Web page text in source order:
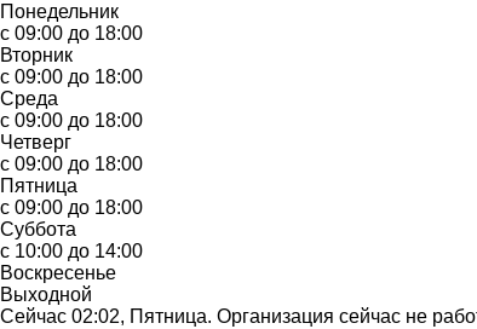
Понедельник
с 09:00 до 18:00
Вторник
с 09:00 до 18:00
Среда
с 09:00 до 18:00
Четверг
с 09:00 до 18:00
Пятница
с 09:00 до 18:00
Суббота
с 10:00 до 14:00
Воскресенье
Выходной
Сейчас 02:02, Пятница. Организация сейчас не